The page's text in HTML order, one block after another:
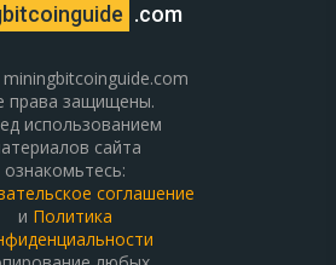
.com
права защищены.
использованием
сайта
ознакомьтесь:
соглашение
и Политика